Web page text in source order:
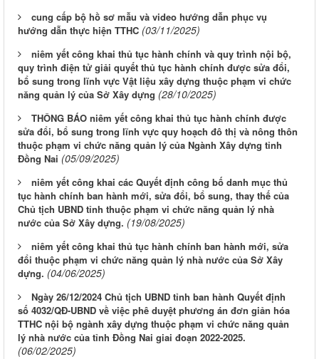
cung cấp bộ hồ sơ mẫu và video hướng dẫn phục vụ
hướng dẫn thực hiện TTHC (03/11/2025)
niêm yết công khai thủ tục hành chính và quy trình nội bộ,
quy trình điện tử giải quyết thủ tục hành chính được sửa đổi,
bổ sung trong lĩnh vực Vật liệu xây dựng thuộc phạm vi chức
năng quản lý của Sở Xây dựng (28/10/2025)
THÔNG BÁO niêm yết công khai thủ tục hành chính được
sửa đổi, bổ sung trong lĩnh vực quy hoạch đô thị và nông thôn
thuộc phạm vi chức năng quản lý của Ngành Xây dựng tỉnh
Đồng Nai (05/09/2025)
niêm yết công khai các Quyết định công bố danh mục thủ
tục hành chính ban hành mới, sửa đổi, bổ sung, thay thế của
Chủ tịch UBND tỉnh thuộc phạm vi chức năng quản lý nhà
nước của Sở Xây dựng. (19/08/2025)
niêm yết công khai thủ tục hành chính ban hành mới, sửa
đổi thuộc phạm vi chức năng quản lý nhà nước của Sở Xây
dựng. (04/06/2025)
Ngày 26/12/2024 Chủ tịch UBND tỉnh ban hành Quyết định
số 4032/QĐ-UBND về việc phê duyệt phương án đơn giản hóa
TTHC nội bộ ngành xây dựng thuộc phạm vi chức năng quản
lý nhà nước của tỉnh Đồng Nai giai đoạn 2022-2025.
(06/02/2025)